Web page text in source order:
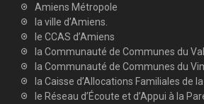
Amiens Métropole
la ville d’Amiens.
le CCAS d’Amiens
la Communauté de Communes du
la Communauté de Communes du
la Caisse d’Allocations Familiales de
le Réseau d’Écoute et d’Appui à la